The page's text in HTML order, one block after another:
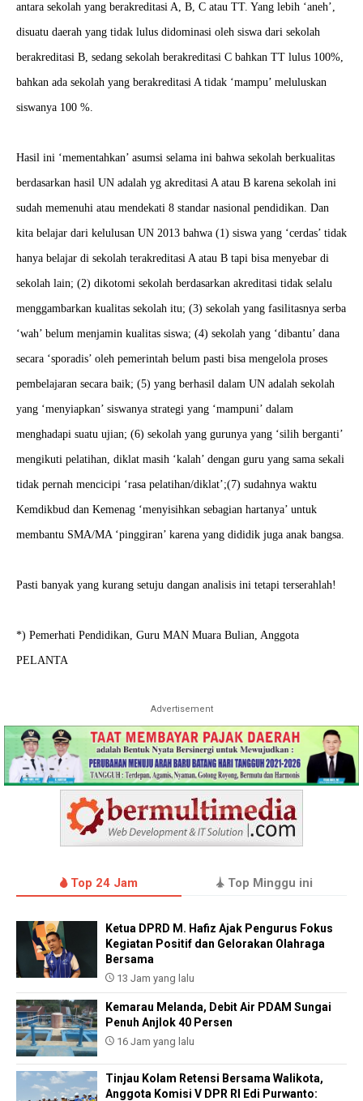
antara sekolah yang berakreditasi A, B, C atau TT. Yang lebih ‘aneh’,
disuatu daerah yang tidak lulus didominasi oleh siswa dari sekolah
berakreditasi B, sedang sekolah berakreditasi C bahkan TT lulus 100%,
bahkan ada sekolah yang berakreditasi A tidak ‘mampu’ meluluskan
siswanya 100 %.
Hasil ini ‘mementahkan’ asumsi selama ini bahwa sekolah berkualitas
berdasarkan hasil UN adalah yg akreditasi A atau B karena sekolah ini
sudah memenuhi atau mendekati 8 standar nasional pendidikan. Dan
kita belajar dari kelulusan UN 2013 bahwa (1) siswa yang ‘cerdas’ tidak
hanya belajar di sekolah terakreditasi A atau B tapi bisa menyebar di
sekolah lain; (2) dikotomi sekolah berdasarkan akreditasi tidak selalu
menggambarkan kualitas sekolah itu; (3) sekolah yang fasilitasnya serba
‘wah’ belum menjamin kualitas siswa; (4) sekolah yang ‘dibantu’ dana
secara ‘sporadis’ oleh pemerintah belum pasti bisa mengelola proses
pembelajaran secara baik; (5) yang berhasil dalam UN adalah sekolah
yang ‘menyiapkan’ siswanya strategi yang ‘mampuni’ dalam
menghadapi suatu ujian; (6) sekolah yang gurunya yang ‘silih berganti’
mengikuti pelatihan, diklat masih ‘kalah’ dengan guru yang sama sekali
tidak pernah mencicipi ‘rasa pelatihan/diklat’;(7) sudahnya waktu
Kemdikbud dan Kemenag ‘menyisihkan sebagian hartanya’ untuk
membantu SMA/MA ‘pinggiran’ karena yang dididik juga anak bangsa.
Pasti banyak yang kurang setuju dangan analisis ini tetapi terserahlah!
*) Pemerhati Pendidikan, Guru MAN Muara Bulian, Anggota
PELANTA
Advertisement
Top 24 Jam Top Minggu ini
Ketua DPRD M. Hafiz Ajak Pengurus Fokus
Kegiatan Positif dan Gelorakan Olahraga
Bersama
13 Jam yang lalu
Kemarau Melanda, Debit Air PDAM Sungai
Penuh Anjlok 40 Persen
16 Jam yang lalu
Tinjau Kolam Retensi Bersama Walikota,
Anggota Komisi V DPR RI Edi Purwanto: